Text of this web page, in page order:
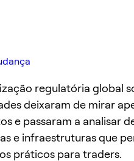
regulatória global
deixaram de mirar
e passaram a analisar
e infraestruturas que
práticos para traders.